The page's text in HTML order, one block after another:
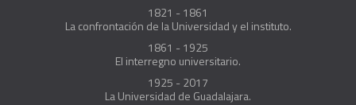
1821 - 1861
La confrontación de la Universidad y el instituto.
1861 - 1925
El interregno universitario.
1925 - 2017
La Universidad de Guadalajara.